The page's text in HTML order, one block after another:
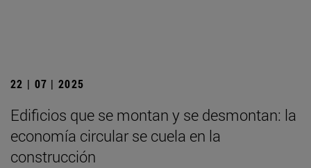
22 | 07 | 2025
Edificios que se montan y se desmontan: la
economía circular se cuela en la
construcción